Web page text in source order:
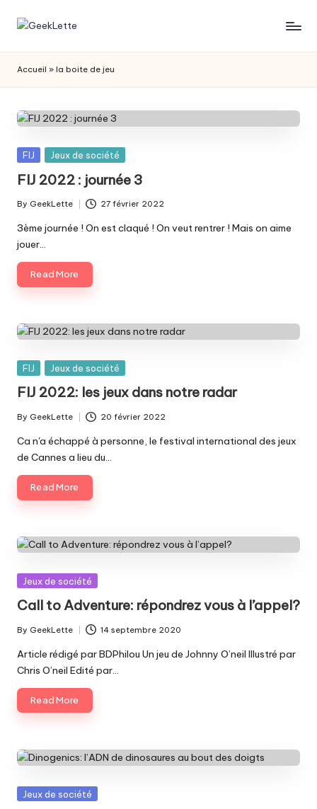
Skip
G
e
e
k
L
e
t
t
e
les
de
société
Accueil » la boite de jeu
Posted
FIJ Jeux de société
FIJ 2022 : journée 3
Posted
by
By GeekLette 27 février 2022
3ème journée ! On est claqué ! On veut rentrer ! Mais on aime
jouer…
Read More
Posted
FIJ Jeux de société
FIJ 2022: les jeux dans notre radar
Posted
by
By GeekLette 20 février 2022
Ca n'a échappé à personne, le festival international des jeux
de Cannes a lieu du…
Read More
Posted
Jeux de société
Call to Adventure: répondrez vous à l’appel?
Posted
by
By GeekLette 14 septembre 2020
Article rédigé par BDPhilou Un jeu de Johnny O’neil Illustré par
Chris O’neil Edité par…
Read More
Posted
Jeux de société